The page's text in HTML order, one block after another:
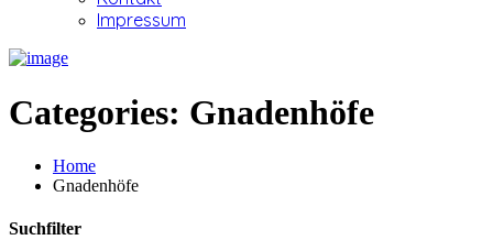
Impressum
Categories: Gnadenhöfe
Home
Gnadenhöfe
Suchfilter